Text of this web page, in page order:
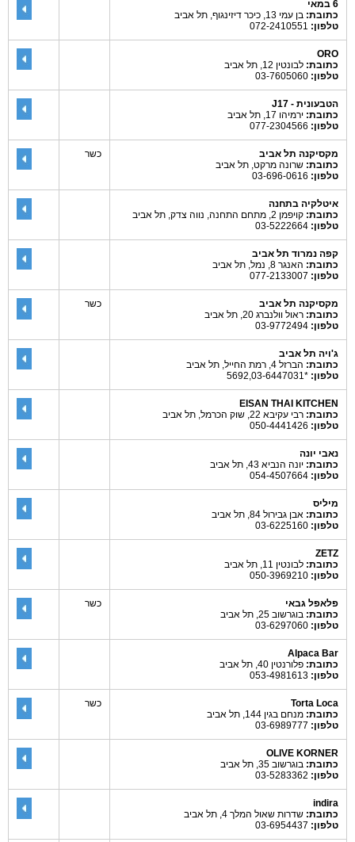
6 במאי
כתובת: בן עמי 13, כיכר דיזינגוף, תל אביב
טלפון:
ORO
כתובת: לבונטין 12, תל אביב
טלפון:
הטבעונית - J17
כתובת: ירמיהו 17, תל אביב
טלפון:
מקסיקנה תל אביב
כתובת: שרונה מרקט, תל אביב
טלפון:
כשר
איטלקיה בתחנה
כתובת: קויפמן 2, מתחם התחנה, נווה צדק, תל אביב
טלפון:
קפה נמרוד תל אביב
כתובת: האנגר 8, נמל, תל אביב
טלפון:
מקסיקנה תל אביב
כתובת: ראול וולנברג 20, תל אביב
טלפון:
כשר
ג'ויה תל אביב
כתובת: הברזל 4, רמת החייל, תל אביב
טלפון: *5692,03-6447031
EISAN THAI KITCHEN
כתובת: רבי עקיבא 22, שוק הכרמל, תל אביב
טלפון:
נאבי יונה
כתובת: יונה הנביא 43, תל אביב
טלפון:
מיליס
כתובת: אבן גבירול 84, תל אביב
טלפון:
ZETZ
כתובת: לבונטין 11, תל אביב
טלפון:
פלאפל גבאי
כתובת: בוגרשוב 25, תל אביב
טלפון:
כשר
Alpaca Bar
כתובת: פלורנטין 40, תל אביב
טלפון:
Torta Loca
כתובת: מנחם בגין 144, תל אביב
טלפון:
כשר
OLIVE KORNER
כתובת: בוגרשוב 35, תל אביב
טלפון:
indira
כתובת: שדרות שאול המלך 4, תל אביב
טלפון: